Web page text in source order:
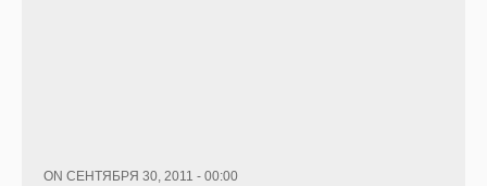
ON СЕНТЯБРЯ 30, 2011 - 00:00